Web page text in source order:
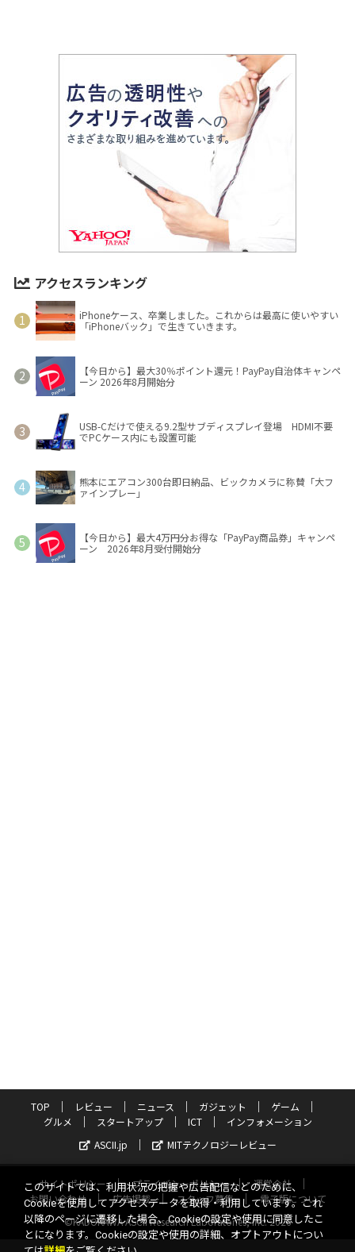
アクセスランキング
iPhoneケース、卒業しました。これからは最高に使いやすい
「iPhoneバック」で生きていきます。
【今日から】最大30％ポイント還元！PayPay自治体キャンペ
ーン 2026年8月開始分
USB-Cだけで使える9.2型サブディスプレイ登場 HDMI不要
でPCケース内にも設置可能
熊本にエアコン300台即日納品、ビックカメラに称賛「大フ
ァインプレー」
【今日から】最大4万円分お得な「PayPay商品券」キャンペ
ーン 2026年8月受付開始分
TOP レビュー ニュース ガジェット
ゲーム
グルメ
スタートアップ ICT
インフォメーション
ASCII.jp
MITテクノロジーレビュー
サイトポリシー プライバシーポリシー
運営会社
お問い合わせ
広告掲載 スタッフ募集
電子版について
©KADOKAWA ASCII Research Laboratories, Inc. 2026
このサイトでは、利用状況の把握や広告配信などのために、
Cookieを使用してアクセスデータを取得・利用しています。これ
以降のページに遷移した場合、Cookieの設定や使用に同意したこ
とになります。Cookieの設定や使用の詳細、オプトアウトについ